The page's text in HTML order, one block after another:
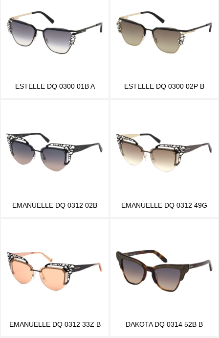
ESTELLE DQ 0300 01B A ESTELLE DQ 0300 02P B
EMANUELLE DQ 0312 02B EMANUELLE DQ 0312 49G
EMANUELLE DQ 0312 33Z B DAKOTA DQ 0314 52B B